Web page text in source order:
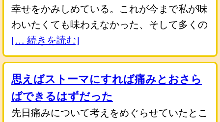
幸せをかみしめている。これが今まで私が味
わいたくても味わえなかった、そして多くの
[… 続きを読む]
思えばストーマにすれば痛みとおさら
ばできるはずだった
先日痛みについて考えをめぐらせていたとこ